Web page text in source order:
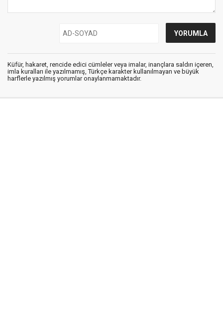
Küfür, hakaret, rencide edici cümleler veya imalar, inançlara saldırı içeren,
imla kuralları ile yazılmamış, Türkçe karakter kullanılmayan ve büyük
harflerle yazılmış yorumlar onaylanmamaktadır.